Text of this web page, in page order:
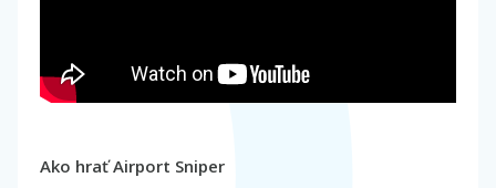
Ako hrať Airport Sniper